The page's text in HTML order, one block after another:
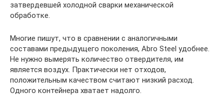
затвердевшей холодной сварки механической
обработке.
Многие пишут, что в сравнении с аналогичными
составами предыдущего поколения, Abro Steel удобнее.
Не нужно вымерять количество отвердителя, им
является воздух. Практически нет отходов,
положительным качеством считают низкий расход.
Одного контейнера хватает надолго.